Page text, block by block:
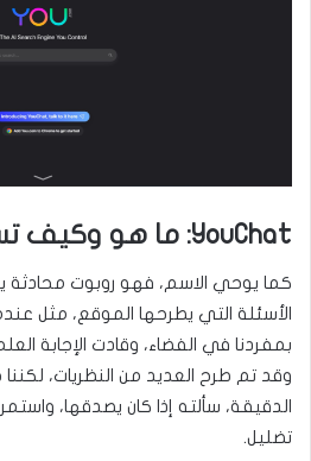
YouChat: ما هو وكيف تستخدمه؟
كما يوحي الاسم، فهو روبوت محادثة
الأسئلة التي يطرحها الموقع، مثل
بمفردنا في الفضاء، وقادت الإجابة
وقد تم طرح العديد من النظريات،
الدقيقة، سألته إذا كان يصدقها،
تضليل.